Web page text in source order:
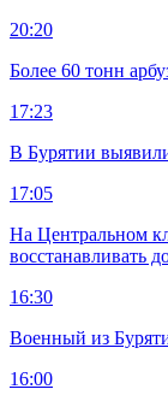
20:20
Более 60 тонн
17:23
В Бурятии
17:05
На Центральном
восстанавливать
16:30
Военный из
16:00